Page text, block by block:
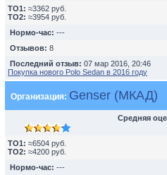
TO1: ≈3362 руб.
TO2: ≈3954 руб.
Нормо-час: ---
Отзывов: 8
Последний отзыв: 07 мар 2016, 20:46
Покупка нового Polo Sedan в 2016 году
Организация: Genser (МКАД)
Средняя
TO1: ≈6504 руб.
TO2: ≈4200 руб.
Нормо-час: ---